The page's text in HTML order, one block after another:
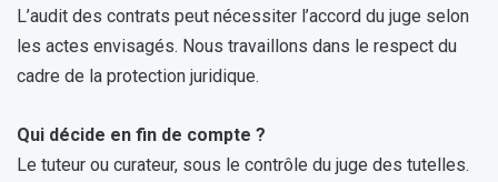
L’audit des contrats peut nécessiter l’accord du juge selon
les actes envisagés. Nous travaillons dans le respect du
cadre de la protection juridique.
Qui décide en fin de compte ?
Le tuteur ou curateur, sous le contrôle du juge des tutelles.